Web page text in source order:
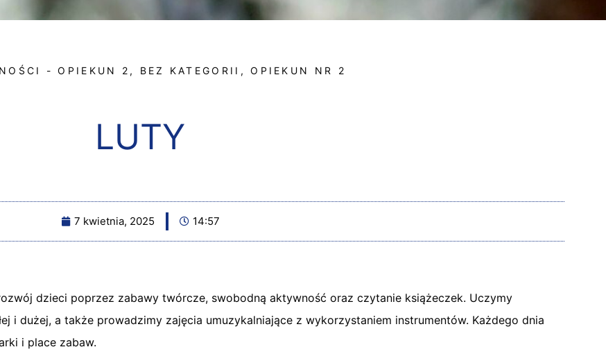
- OPIEKUN 2 , BEZ KATEGORII ,OPIEKUN NR 2
LUTY
7 kwietnia, 2025 14:57
dzieci poprzez zabawy twórcze, swobodną aktywność oraz czytanie książeczek. Uczymy
i dużej, a także prowadzimy zajęcia umuzykalniające z wykorzystaniem instrumentów. Każdego dnia
i place zabaw.